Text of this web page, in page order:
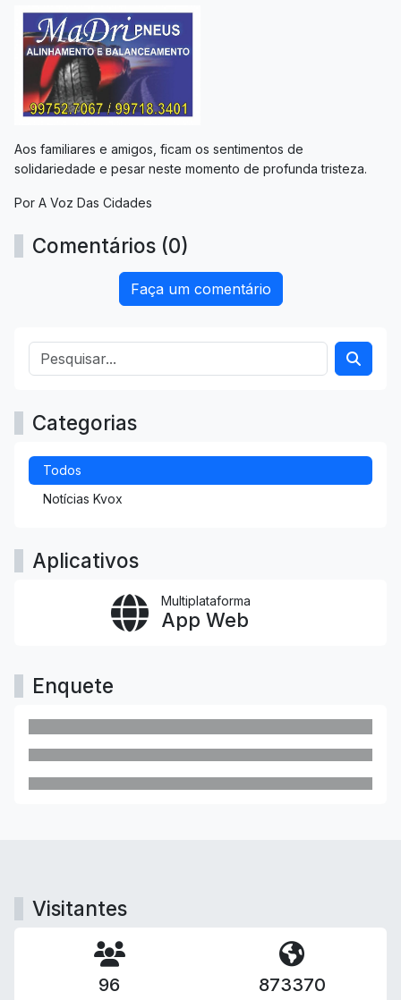
Aos familiares e amigos, ficam os sentimentos de
solidariedade e pesar neste momento de profunda tristeza.
Por A Voz Das Cidades
Comentários (0)
Faça um comentário
Categorias
Todos
Notícias Kvox
Aplicativos
Multiplataforma
App Web
Enquete
Visitantes
96 873370